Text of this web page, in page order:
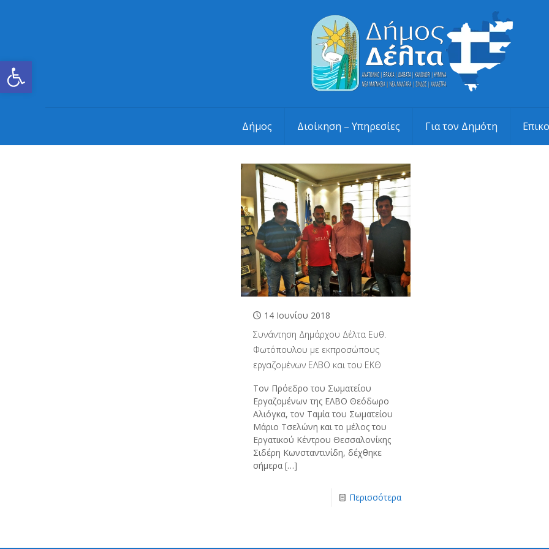
Ανοίξτε τη γραμμή εργαλείων
Δήμος Διοίκηση – Υπηρεσίες Για τον Δημότη
14 Ιουνίου 2018
Συνάντηση Δημάρχου Δέλτα Ευθ.
Φωτόπουλου με εκπροσώπους
εργαζομένων ΕΛΒΟ και του ΕΚΘ
Τον Πρόεδρο του Σωματείου
Εργαζομένων της ΕΛΒΟ Θεόδωρο
Αλιόγκα, τον Ταμία του Σωματείου
Μάριο Τσελώνη και το μέλος του
Εργατικού Κέντρου Θεσσαλονίκης
Σιδέρη Κωνσταντινίδη, δέχθηκε
σήμερα[…]
Περισσότερα